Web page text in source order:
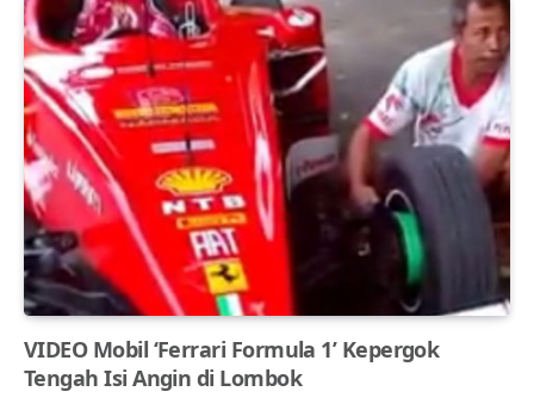
VIDEO Mobil ‘Ferrari Formula 1’ Kepergok
Tengah Isi Angin di Lombok